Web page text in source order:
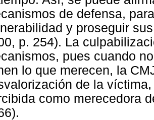
de defensa,
y proseguir
p. 254). La
pues cuando
lo que merecen, la
de la
como merecedora